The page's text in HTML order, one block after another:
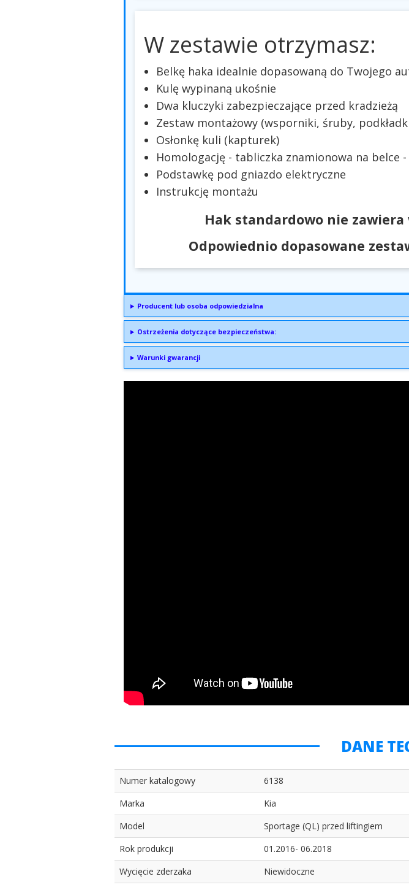
W zestawie otrzymasz:
Belkę haka idealnie dopasowaną do Twojego
Kulę wypinaną ukośnie
Dwa kluczyki zabezpieczające przed kradzieżą
Zestaw montażowy (wsporniki, śruby,
Osłonkę kuli (kapturek)
Homologację - tabliczka znamionowa na belce
Podstawkę pod gniazdo elektryczne
Instrukcję montażu
Hak standardowo nie
Odpowiednio dopasowane
Producent lub osoba odpowiedzialna
Ostrzeżenia dotyczące bezpieczeństwa:
Warunki gwarancji
DANE
Numer katalogowy
6138
Marka
Kia
Model
Sportage (QL) przed liftingiem
Rok produkcji
01.2016- 06.2018
Wycięcie zderzaka
Niewidoczne